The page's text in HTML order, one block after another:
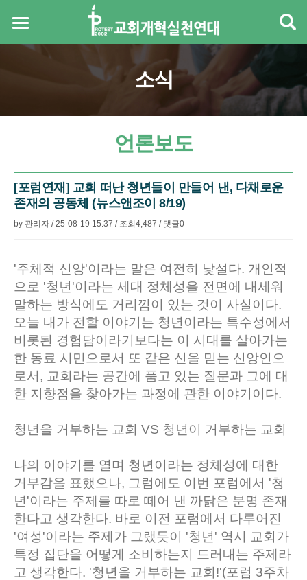
소식
언론보도
[포럼연재] 교회 떠난 청년들이 만들어 낸, 다채로운
존재의 공동체 (뉴스앤조이 8/19)
by 관리자 /25-08-19 15:37 / 조회 4,487 / 댓글0
'주체적 신앙'이라는 말은 여전히 낯설다. 개인적
으로 '청년'이라는 세대 정체성을 전면에 내세워
말하는 방식에도 거리낌이 있는 것이 사실이다.
오늘 내가 전할 이야기는 청년이라는 특수성에서
비롯된 경험담이라기보다는 이 시대를 살아가는
한 동료 시민으로서 또 같은 신을 믿는 신앙인으
로서, 교회라는 공간에 품고 있는 질문과 그에 대
한 지향점을 찾아가는 과정에 관한 이야기이다.
청년을 거부하는 교회 VS 청년이 거부하는 교회
나의 이야기를 열며 청년이라는 정체성에 대한
거부감을 표했으나, 그럼에도 이번 포럼에서 '청
년'이라는 주제를 따로 떼어 낸 까닭은 분명 존재
한다고 생각한다. 바로 이전 포럼에서 다루어진
'여성'이라는 주제가 그랬듯이 '청년' 역시 교회가
특정 집단을 어떻게 소비하는지 드러내는 주제라
고 생각한다. '청년을 거부하는 교회!'(포럼 3주차